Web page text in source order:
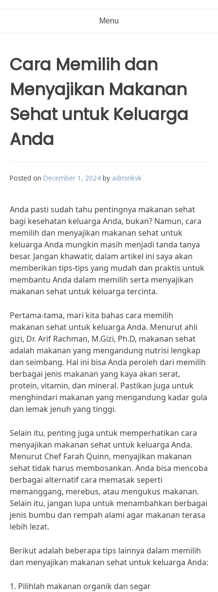
Menu
Cara Memilih dan
Menyajikan Makanan
Sehat untuk Keluarga
Anda
Posted on December 1, 2024 by adminkvk
Anda pasti sudah tahu pentingnya makanan sehat
bagi kesehatan keluarga Anda, bukan? Namun, cara
memilih dan menyajikan makanan sehat untuk
keluarga Anda mungkin masih menjadi tanda tanya
besar. Jangan khawatir, dalam artikel ini saya akan
memberikan tips-tips yang mudah dan praktis untuk
membantu Anda dalam memilih serta menyajikan
makanan sehat untuk keluarga tercinta.
Pertama-tama, mari kita bahas cara memilih
makanan sehat untuk keluarga Anda. Menurut ahli
gizi, Dr. Arif Rachman, M.Gizi, Ph.D, makanan sehat
adalah makanan yang mengandung nutrisi lengkap
dan seimbang. Hal ini bisa Anda peroleh dari memilih
berbagai jenis makanan yang kaya akan serat,
protein, vitamin, dan mineral. Pastikan juga untuk
menghindari makanan yang mengandung kadar gula
dan lemak jenuh yang tinggi.
Selain itu, penting juga untuk memperhatikan cara
menyajikan makanan sehat untuk keluarga Anda.
Menurut Chef Farah Quinn, menyajikan makanan
sehat tidak harus membosankan. Anda bisa mencoba
berbagai alternatif cara memasak seperti
memanggang, merebus, atau mengukus makanan.
Selain itu, jangan lupa untuk menambahkan berbagai
jenis bumbu dan rempah alami agar makanan terasa
lebih lezat.
Berikut adalah beberapa tips lainnya dalam memilih
dan menyajikan makanan sehat untuk keluarga Anda:
1. Pilihlah makanan organik dan segar